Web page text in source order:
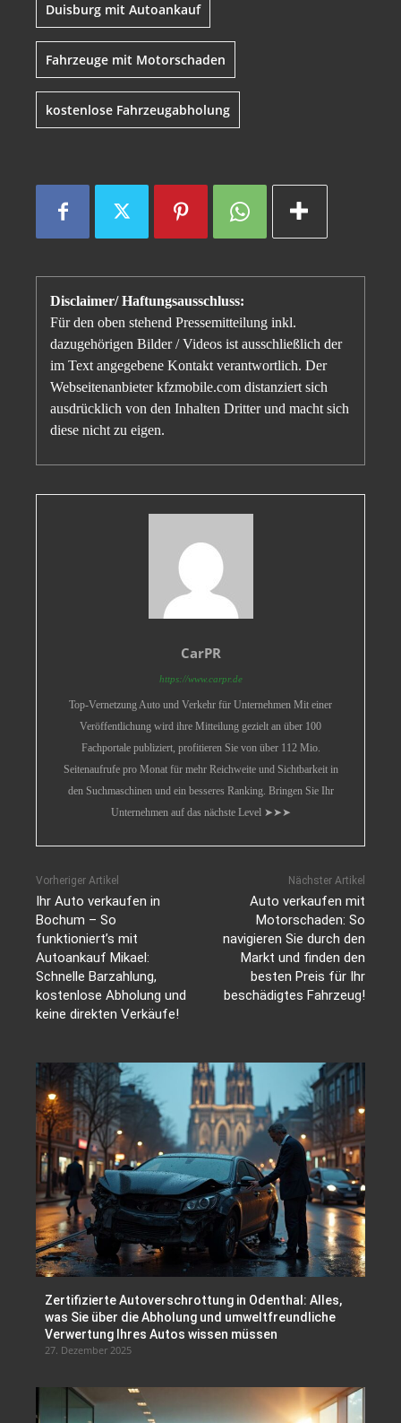
Duisburg mit Autoankauf
Fahrzeuge mit Motorschaden
kostenlose Fahrzeugabholung
Disclaimer/ Haftungsausschluss:
Für den oben stehend Pressemitteilung inkl.
dazugehörigen Bilder / Videos ist ausschließlich der
im Text angegebene Kontakt verantwortlich. Der
Webseitenanbieter kfzmobile.com distanziert sich
ausdrücklich von den Inhalten Dritter und macht sich
diese nicht zu eigen.
CarPR
https://www.carpr.de
Top-Vernetzung Auto und Verkehr für Unternehmen Mit einer
Veröffentlichung wird ihre Mitteilung gezielt an über 100
Fachportale publiziert, profitieren Sie von über 112 Mio.
Seitenaufrufe pro Monat für mehr Reichweite und Sichtbarkeit in
den Suchmaschinen und ein besseres Ranking. Bringen Sie Ihr
Unternehmen auf das nächste Level ➤➤➤
Vorheriger Artikel
Ihr Auto verkaufen in
Bochum – So
funktioniert’s mit
Autoankauf Mikael:
Schnelle Barzahlung,
kostenlose Abholung und
keine direkten Verkäufe!
Nächster Artikel
Auto verkaufen mit
Motorschaden: So
navigieren Sie durch den
Markt und finden den
besten Preis für Ihr
beschädigtes Fahrzeug!
Zertifizierte Autoverschrottung in Odenthal: Alles,
was Sie über die Abholung und umweltfreundliche
Verwertung Ihres Autos wissen müssen
27. Dezember 2025